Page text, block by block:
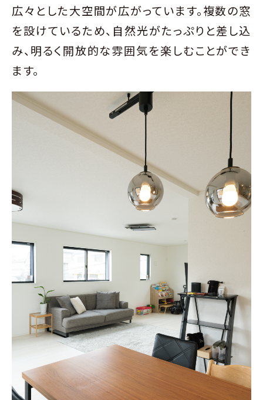
広々とした大空間が広がっています。複数の窓
を設けているため、自然光がたっぷりと差し込
み、明るく開放的な雰囲気を楽しむことができ
ます。